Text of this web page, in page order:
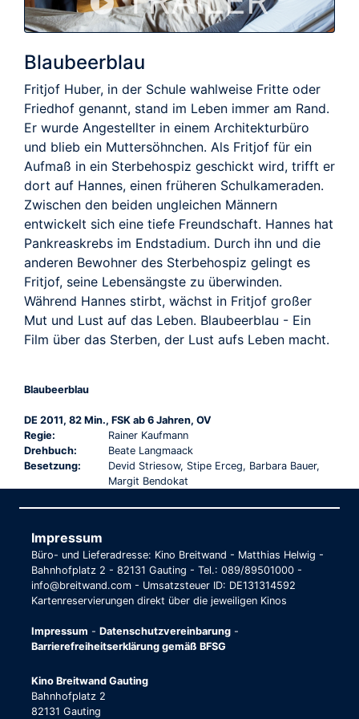
Blaubeerblau
Fritjof Huber, in der Schule wahlweise Fritte oder
Friedhof genannt, stand im Leben immer am Rand.
Er wurde Angestellter in einem Architekturbüro
und blieb ein Muttersöhnchen. Als Fritjof für ein
Aufmaß in ein Sterbehospiz geschickt wird, trifft er
dort auf Hannes, einen früheren Schulkameraden.
Zwischen den beiden ungleichen Männern
entwickelt sich eine tiefe Freundschaft. Hannes hat
Pankreaskrebs im Endstadium. Durch ihn und die
anderen Bewohner des Sterbehospiz gelingt es
Fritjof, seine Lebensängste zu überwinden.
Während Hannes stirbt, wächst in Fritjof großer
Mut und Lust auf das Leben. Blaubeerblau - Ein
Film über das Sterben, der Lust aufs Leben macht.
Blaubeerblau
DE 2011, 82 Min., FSK ab 6 Jahren, OV
Regie:
Rainer Kaufmann
Drehbuch:
Beate Langmaack
Besetzung:
Devid Striesow, Stipe Erceg, Barbara Bauer,
Margit Bendokat
Impressum
Büro- und Lieferadresse: Kino Breitwand - Matthias Helwig -
Bahnhofplatz 2 - 82131 Gauting - Tel.: 089/89501000 -
info@breitwand.com - Umsatzsteuer ID: DE131314592
Kartenreservierungen direkt über die jeweiligen Kinos
Impressum - Datenschutzvereinbarung -
Barrierefreiheitserklärung gemäß BFSG
Kino Breitwand Gauting
Bahnhofplatz 2
82131 Gauting